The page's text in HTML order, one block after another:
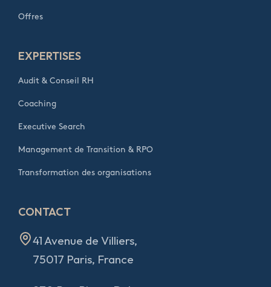
Offres
EXPERTISES
Audit & Conseil RH
Coaching
Executive Search
Management de Transition & RPO
Transformation des organisations
CONTACT
41 Avenue de Villiers,
75017 Paris, France